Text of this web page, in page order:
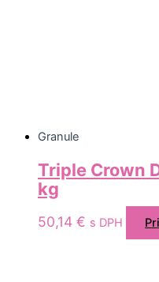
Granule
Triple Crown
kg
50,14 € s DPH